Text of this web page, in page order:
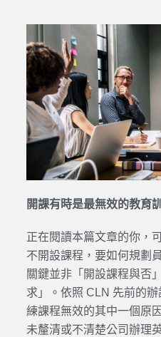
開課有時是最無效的教育
正在閱讀本篇文章的你，
不開設課程，要如何規劃
關鍵並非「開設課程與否
求」。依照 CLN 先前的辦
練課程無效的其中一個原
未釐清或不清楚公司辦理